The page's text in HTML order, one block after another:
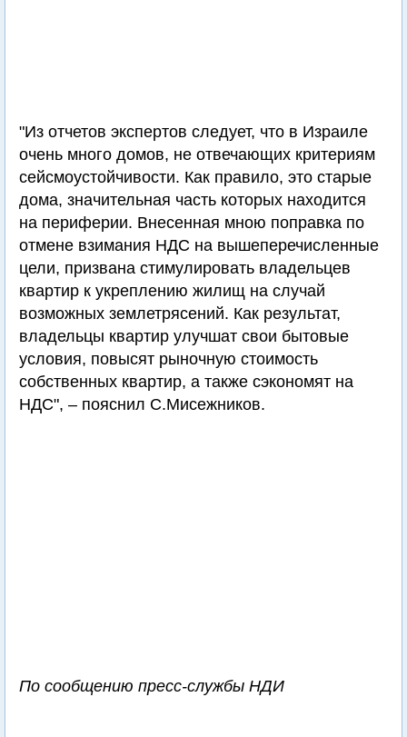
"Из отчетов экспертов следует, что в Израиле
очень много домов, не отвечающих критериям
сейсмоустойчивости. Как правило, это старые
дома, значительная часть которых находится
на периферии. Внесенная мною поправка по
отмене взимания НДС на вышеперечисленные
цели, призвана стимулировать владельцев
квартир к укреплению жилищ на случай
возможных землетрясений. Как результат,
владельцы квартир улучшат свои бытовые
условия, повысят рыночную стоимость
собственных квартир, а также сэкономят на
НДС", – пояснил С.Мисежников.
По сообщению пресс-службы НДИ